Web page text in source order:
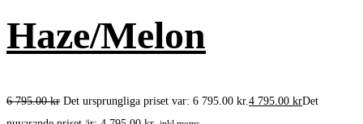
Haze/Melon
6 795.00kr Det ursprungliga priset var: 6 795.00 kr.4 795.00 krDet